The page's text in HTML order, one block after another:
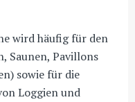
wird häufig für den
Saunen, Pavillons
sowie für die
Loggien und